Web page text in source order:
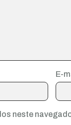
E-
neste